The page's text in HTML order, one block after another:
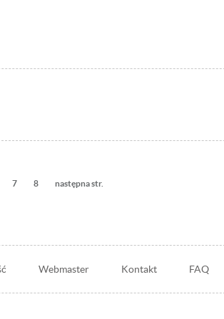
Strona
7 Strona
8
Następna
następna str.
FAQ
Kontakt
Webmaster